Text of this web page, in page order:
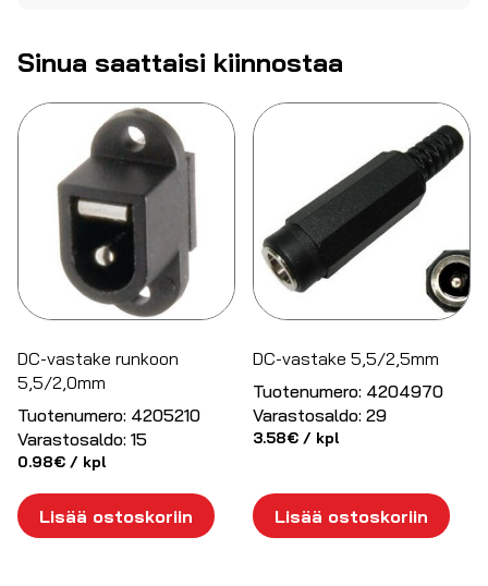
Sinua saattaisi kiinnostaa
DC-vastake runkoon
5,5/2,0mm
Tuotenumero: 4205210
Varastosaldo: 15
0.98€ / kpl
Lisää ostoskoriin
DC-vastake 5,5/2,5mm
Tuotenumero: 4204970
Varastosaldo: 29
3.58€ / kpl
Lisää ostoskoriin